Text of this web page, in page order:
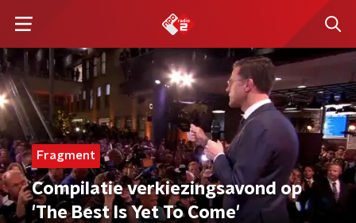
Fragment
Compilatie verkiezingsavond op
'The Best Is Yet To Come'